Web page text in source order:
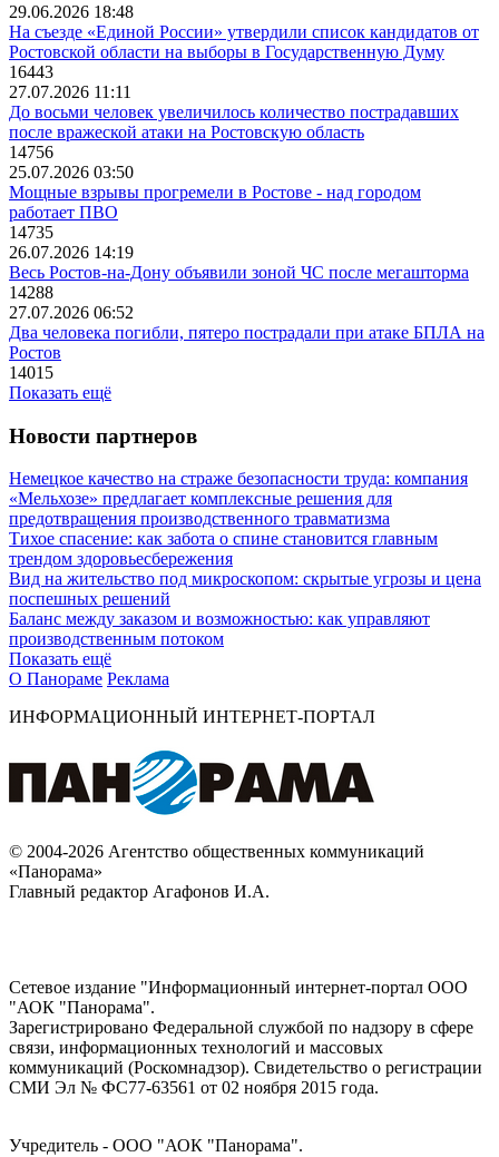
29.06.2026 18:48
На съезде «Единой России» утвердили список кандидатов от
Ростовской области на выборы в Государственную Думу
16443
27.07.2026 11:11
До восьми человек увеличилось количество пострадавших
после вражеской атаки на Ростовскую область
14756
25.07.2026 03:50
Мощные взрывы прогремели в Ростове - над городом
работает ПВО
14735
26.07.2026 14:19
Весь Ростов-на-Дону объявили зоной ЧС после мегашторма
14288
27.07.2026 06:52
Два человека погибли, пятеро пострадали при атаке БПЛА на
Ростов
14015
Показать ещё
Новости партнеров
Немецкое качество на страже безопасности труда: компания
«Мельхозе» предлагает комплексные решения для
предотвращения производственного травматизма
Тихое спасение: как забота о спине становится главным
трендом здоровьесбережения
Вид на жительство под микроскопом: скрытые угрозы и цена
поспешных решений
Баланс между заказом и возможностью: как управляют
производственным потоком
Показать ещё
О Панораме Реклама
ИНФОРМАЦИОННЫЙ ИНТЕРНЕТ-ПОРТАЛ
© 2004-2026 Агентство общественных коммуникаций
«Панорама»
Главный редактор Агафонов И.А.
Сетевое издание "Информационный интернет-портал ООО
"АОК "Панорама".
Зарегистрировано Федеральной службой по надзору в сфере
связи, информационных технологий и массовых
коммуникаций (Роскомнадзор). Cвидетельство о регистрации
СМИ Эл № ФС77-63561 от 02 ноября 2015 года.
Учредитель - ООО "АОК "Панорама".